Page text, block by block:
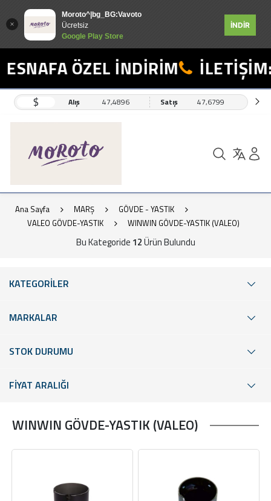
Moroto^|bg_BG:Vavoto
Ücretsiz
Google Play Store
İNDİR
ÖZEL İNDİRİM İLETİŞİM:
$ Alış 47,4896 Satış 47,6799
Ana Sayfa MARŞ
GÖVDE - YASTIK
VALEO GÖVDE-YASTIK
WINWIN GÖVDE-YASTIK (VALEO)
Bu Kategoride 12Ürün Bulundu
KATEGORİLER
MARKALAR
STOK DURUMU
FİYAT ARALIĞI
WINWIN GÖVDE-YASTIK (VALEO)